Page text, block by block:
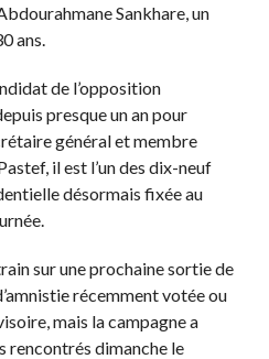
Sankhare, un
ans.
de l’opposition
presque un an pour
général et membre
il est l’un des dix-neuf
désormais fixée au
sur une prochaine sortie de
récemment votée ou
mais la campagne a
rencontrés dimanche le